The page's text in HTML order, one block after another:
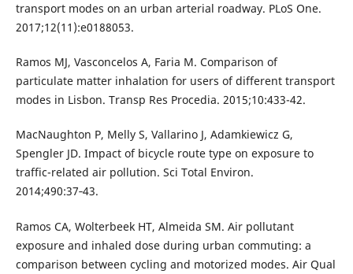
transport modes on an urban arterial roadway. PLoS One.
2017;12(11):e0188053.
Ramos MJ, Vasconcelos A, Faria M. Comparison of
particulate matter inhalation for users of different transport
modes in Lisbon. Transp Res Procedia. 2015;10:433-42.
MacNaughton P, Melly S, Vallarino J, Adamkiewicz G,
Spengler JD. Impact of bicycle route type on exposure to
traffic-related air pollution. Sci Total Environ.
2014;490:37‑43.
Ramos CA, Wolterbeek HT, Almeida SM. Air pollutant
exposure and inhaled dose during urban commuting: a
comparison between cycling and motorized modes. Air Qual